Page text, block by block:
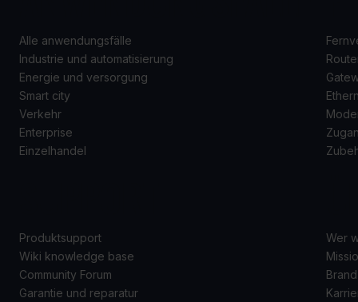
Alle anwendungsfälle
Industrie und automatisierung
Energie und versorgung
Smart city
Verkehr
Enterprise
Einzelhandel
Produktsupport
Wiki knowledge base
Community Forum
Garantie und reparatur
Wer